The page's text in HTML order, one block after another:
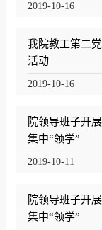
2019-10-16
我院教工第二
活动
2019-10-16
院领导班子开
集中“领学”
2019-10-11
院领导班子开
集中“领学”